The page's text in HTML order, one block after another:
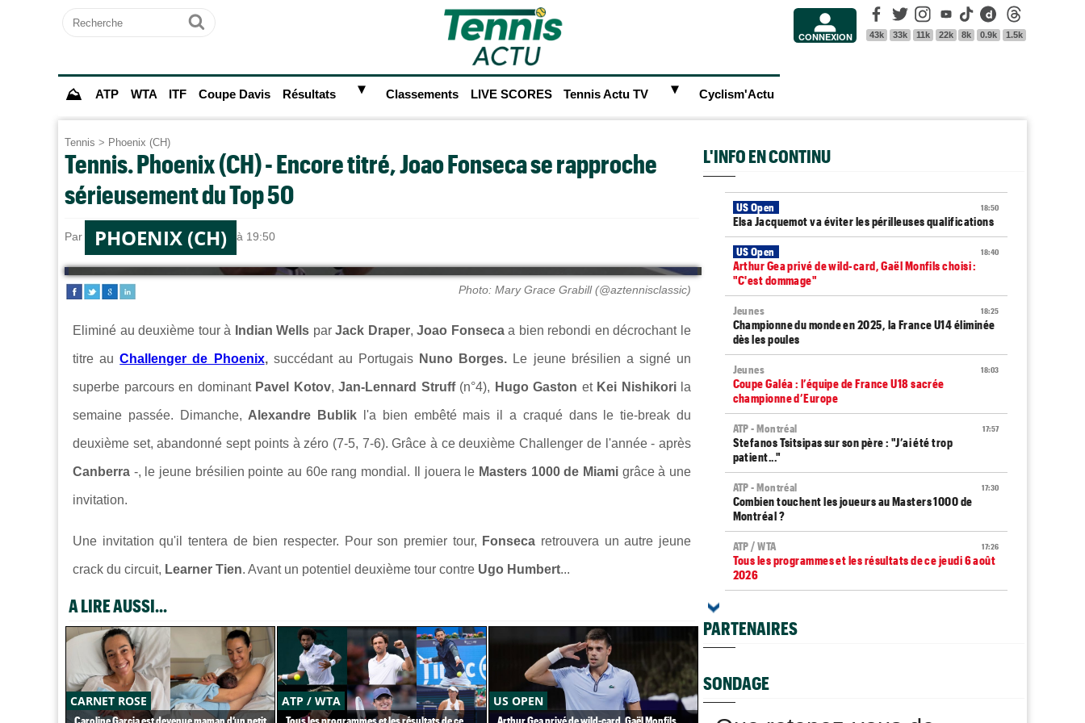
Recherche
Ok CONNEXION
Facebook
43k
Twitter
33k
Instagram
11k
Youtube
22k
Tik Tok
8k
Dailymotion
0.9k 1.5k
⛰ ATP WTA ITF Coupe Davis Résultats ► Classements LIVE SCORES Tennis Actu TV ► Cyclism'Actu
Tennis > Phoenix (CH)
Tennis. Phoenix (CH) - Encore titré, Joao Fonseca se rapproche
sérieusement du Top 50
Par Paul MOUGIN le 17/03/2025 à 19:50
PHOENIX (CH)
Photo: Mary Grace Grabill (@aztennisclassic)
Eliminé au deuxième tour à Indian Wells parJack Draper,Joao Fonsecaa bien rebondi en décrochant le
titre auChallenger de Phoenix, succédant au Portugais Nuno Borges. Le jeune brésilien a signé un
superbe parcours en dominant Pavel Kotov, Jan-Lennard Struff (n°4), Hugo Gaston et Kei Nishikorila
semaine passée. Dimanche, Alexandre Bublik l'a bien embêté mais il a craqué dans le tie-break du
deuxième set, abandonné sept points à zéro (7-5, 7-6). Grâce à ce deuxième Challenger de l'année - après
Canberra -, le jeune brésilien pointe au 60e rang mondial. Il jouera le Masters 1000 de Miamigrâce à une
invitation.
Une invitation qu'il tentera de bien respecter. Pour son premier tour, Fonseca retrouvera un autre jeune
crack du circuit, Learner Tien. Avant un potentiel deuxième tour contre Ugo Humbert...
A LIRE AUSSI...
CARNET ROSE
Caroline Garcia est devenue maman d’un petit
ATP / WTA
Tous les programmes et les résultats de ce
US OPEN
Arthur Gea privé de wild-card, Gaël Monfils
US OPEN
Gaël Monfils et Léolia Jeanjean wild-cards FFT,
Coupe Galéa : l’équipe de France U18
L'INFO EN CONTINU
18:50
US Open
Elsa Jacquemot va éviter les périlleuses qualifications
18:40
US Open
Arthur Gea privé de wild-card, Gaël Monfils choisi :
"C'est dommage"
18:25
Jeunes
Championne du monde en 2025, la France U14 éliminée
dès les poules
18:03
Jeunes
Coupe Galéa : l’équipe de France U18 sacrée
championne d’Europe
17:57
ATP - Montréal
Stefanos Tsitsipas sur son père : "J’ai été trop
patient..."
17:30
ATP - Montréal
Combien touchent les joueurs au Masters 1000 de
Montréal ?
17:26
ATP / WTA
Tous les programmes et les résultats de ce jeudi 6 août
2026
long de l’année"
Quentin Halys : "Je n’ai pas eu de coup de téléphone de
sponsors"
PARTENAIRES
SONDAGE